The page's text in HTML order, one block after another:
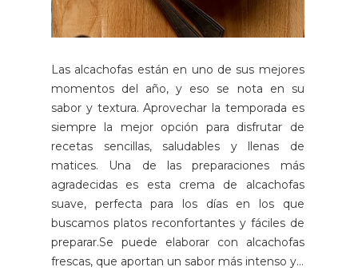
Las alcachofas están en uno de sus mejores
momentos del año, y eso se nota en su
sabor y textura. Aprovechar la temporada es
siempre la mejor opción para disfrutar de
recetas sencillas, saludables y llenas de
matices. Una de las preparaciones más
agradecidas es esta crema de alcachofas
suave, perfecta para los días en los que
buscamos platos reconfortantes y fáciles de
preparar.Se puede elaborar con alcachofas
frescas, que aportan un sabor más intenso y...